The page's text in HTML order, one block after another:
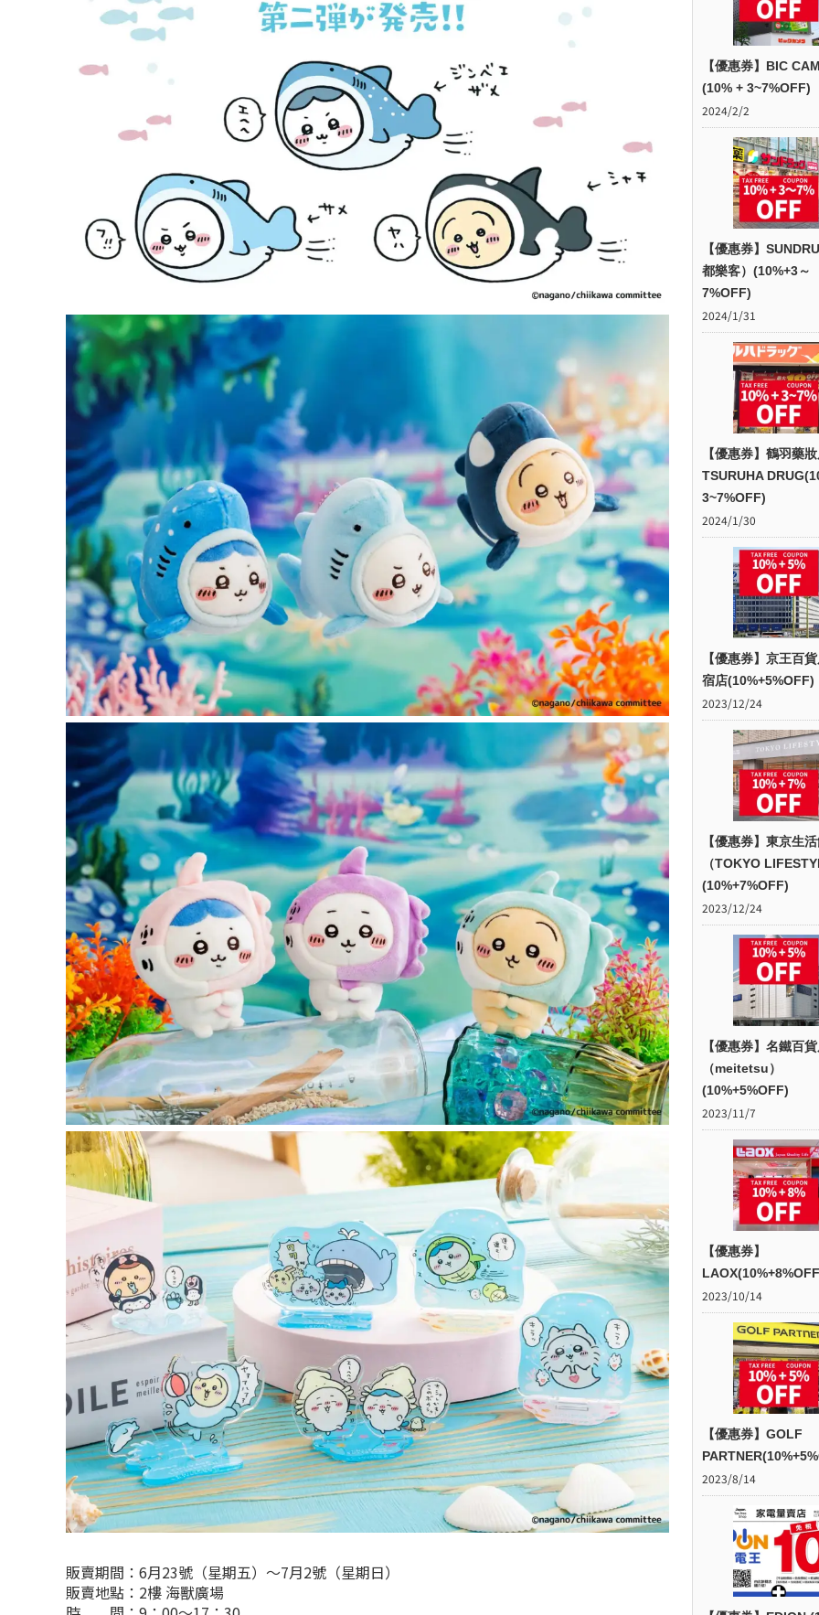
販賣期間：6月23號（星期五）～7月2號（星期日）
販賣地點：2樓 海獸廣場
【優惠券】BIC
(10% + 3~7%OFF)
2024/2/2
【優惠券】
都樂客）(10%+3～
7%OFF)
2024/1/31
【優惠券】鶴羽藥
TSURUHA
3~7%OFF)
2024/1/30
【優惠券】京王百
宿店(10%+5%OFF)
2023/12/24
【優惠券】東京生
（TOKYO
(10%+7%OFF)
2023/12/24
【優惠券】名鐵百
（meitetsu）
(10%+5%OFF)
2023/11/7
【優惠券】
2023/10/14
【優惠券】GOLF
2023/8/14